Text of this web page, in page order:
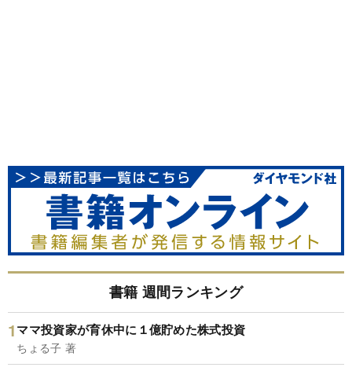
書籍 週間ランキング
ママ投資家が育休中に１億貯めた株式投資
ちょる子 著